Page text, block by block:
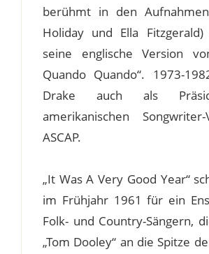
berühmt in den
Holiday und Ella
seine englische Version
Quando Quando“. 1973-
Drake auch als
amerikanischen Songwriter-
ASCAP.
„It Was A Very Good Year“
im Frühjahr 1961 für ein
Folk- und Country-Sängern,
„Tom Dooley“ an die Spitze